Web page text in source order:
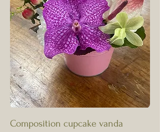
Composition cupcake vanda